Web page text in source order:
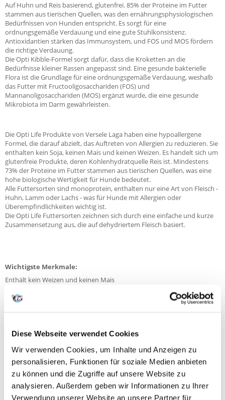
Diese Webseite verwendet Cookies
Wir verwenden Cookies, um Inhalte und Anzeigen zu
personalisieren, Funktionen für soziale Medien anbieten
zu können und die Zugriffe auf unsere Website zu
analysieren. Außerdem geben wir Informationen zu Ihrer
Verwendung unserer Website an unsere Partner für
Auf Huhn und Reis basierend, glutenfrei. 85% der Proteine im Futter
stammen aus tierischen Quellen, was den ernährungsphysiologischen
Bedürfnissen von Hunden entspricht. Es sorgt für eine
ordnungsgemäße Verdauung und eine gute Stuhlkonsistenz.
Antioxidantien stärken das Immunsystem, und FOS und MOS fördern
die richtige Verdauung.
Die Opti Kibble-Formel sorgt dafür, dass die Kroketten an die
Bedürfnisse kleiner Rassen angepasst sind. Eine gesunde bakterielle
Flora ist die Grundlage für eine ordnungsgemäße Verdauung, weshalb
das Futter mit Fructooligosacchariden (FOS) und
Mannanoligosacchariden (MOS) ergänzt wurde, die eine gesunde
Mikrobiota im Darm gewährleisten.
Die Opti Life Produkte von Versele Laga haben eine hypoallergene
Formel, die darauf abzielt, das Auftreten von Allergien zu reduzieren. Sie
enthalten kein Soja, keinen Mais und keinen Weizen. Es handelt sich um
glutenfreie Produkte, deren Kohlenhydratquelle Reis ist. Mindestens
73% der Proteine im Futter stammen aus tierischen Quellen, was eine
hohe biologische Wertigkeit für Hunde bedeutet.
Alle Futtersorten sind monoprotein, enthalten nur eine Art von Fleisch -
Huhn, Lamm oder Lachs - was für Hunde mit Allergien oder
Überempfindlichkeiten wichtig ist.
Die Opti Life Futtersorten zeichnen sich durch eine einfache und kurze
Zusammensetzung aus, die auf dehydriertem Fleisch basiert.
Wichtigste Merkmale:
Enthält kein Weizen und keinen Mais
Opti Life Formel - 85% der Proteine stammen aus tierischen Quellen
Opti Digest Formel - FOS und MOS gewährleisten eine gesunde
Zusammensetzung: